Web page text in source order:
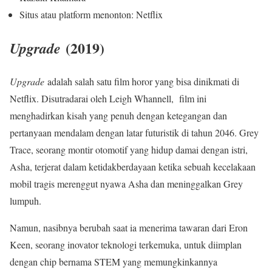
Situs atau platform menonton: Netflix
Upgrade (2019)
Upgrade adalah salah satu film horor yang bisa dinikmati di
Netflix. Disutradarai oleh Leigh Whannell, film ini
menghadirkan kisah yang penuh dengan ketegangan dan
pertanyaan mendalam dengan latar futuristik di tahun 2046. Grey
Trace, seorang montir otomotif yang hidup damai dengan istri,
Asha, terjerat dalam ketidakberdayaan ketika sebuah kecelakaan
mobil tragis merenggut nyawa Asha dan meninggalkan Grey
lumpuh.
Namun, nasibnya berubah saat ia menerima tawaran dari Eron
Keen, seorang inovator teknologi terkemuka, untuk diimplan
dengan chip bernama STEM yang memungkinkannya